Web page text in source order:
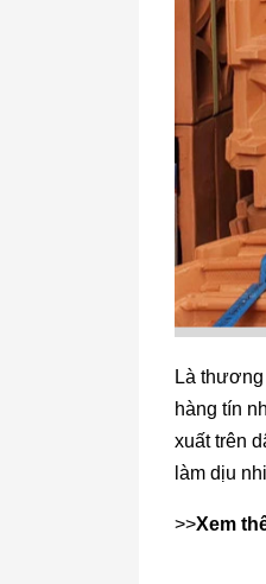
Là
hàng tín
xuất trên
làm dịu
>>Xem